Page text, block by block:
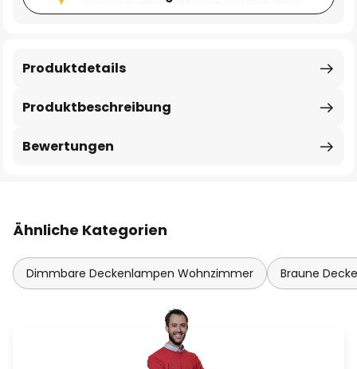
Produktbeschreibung
Produktdetails
Bewertungen
Ähnliche Kategorien
Dimmbare Deckenlampen Wohnzimmer Braune